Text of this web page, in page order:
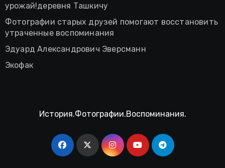
урожай!деревня Ташкичу
Фотографии старых друзей помогают восстановить
утраченные воспоминания
Эдуард Александрович Эверсманн
Экофак
История.Фотографии.Воспоминания.